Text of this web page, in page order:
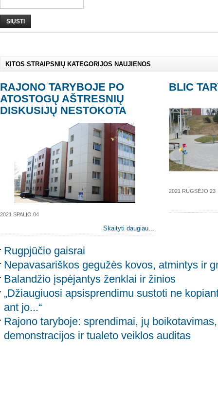
SIŲSTI
KITOS STRAIPSNIŲ KATEGORIJOS NAUJIENOS
RAJONO TARYBOJE PO
ATOSTOGŲ AŠTRESNIŲ
DISKUSIJŲ NESTOKOTA
2021 SPALIO 04
Skaityti daugiau...
BLIC
2021 RUGSĖJO 23
Rugpjūčio gaisrai
Nepavasariškos gegužės kovos, atmintys ir
Balandžio įspėjantys ženklai ir žinios
„Džiaugiuosi apsisprendimu sustoti ne
ant jo...“
Rajono taryboje: sprendimai, jų
demonstracijos ir tualeto veiklos auditas